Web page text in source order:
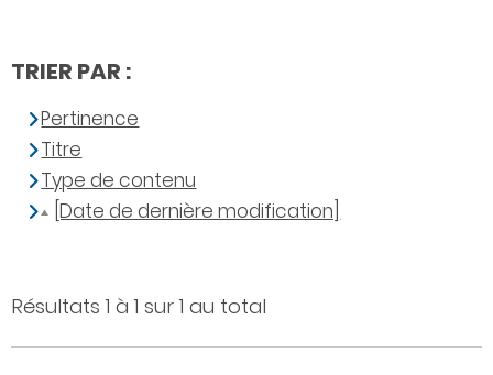
Résultats 1 à 1 sur 1 au total
TRIER PAR :
Pertinence
Titre
Type de contenu
[Date de dernière modification]